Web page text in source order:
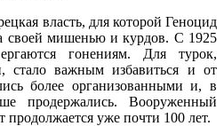
власть, для которой Геноцид
своей мишенью и курдов. С 1925
гонениям. Для турок,
стало важным избавиться и от
более организованными и, в
продержались. Вооруженный
продолжается уже почти 100 лет.